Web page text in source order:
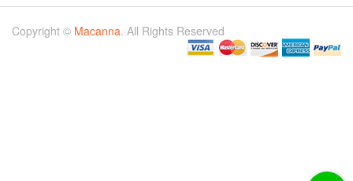
Copyright © Macanna. All Rights Reserved